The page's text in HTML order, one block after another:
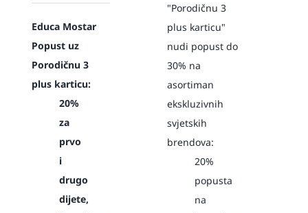
Educa Mostar
Popust uz
Porodičnu 3
plus karticu:
20%
za
prvo
i
drugo
dijete,
"Porodičnu 3
plus karticu"
nudi popust do
30% na
asortiman
ekskluzivnih
svjetskih
brendova:
20%
popusta
na